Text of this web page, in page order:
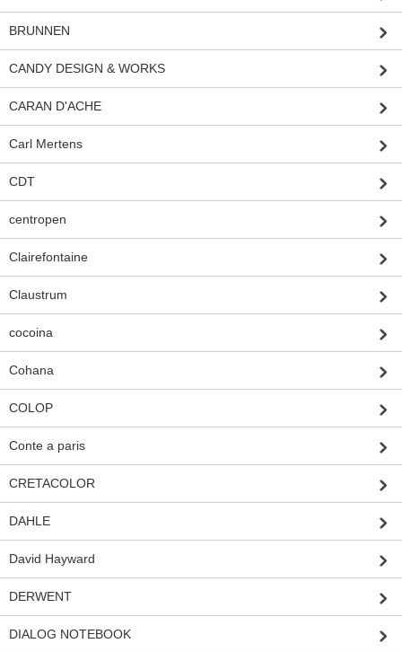
BRUNNEN
CANDY DESIGN & WORKS
CARAN D'ACHE
Carl Mertens
CDT
centropen
Clairefontaine
Claustrum
cocoina
Cohana
COLOP
Conte a paris
CRETACOLOR
DAHLE
David Hayward
DERWENT
DIALOG NOTEBOOK